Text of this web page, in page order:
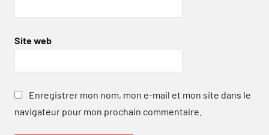
Site web
Enregistrer mon nom, mon e-mail et mon site dans le
navigateur pour mon prochain commentaire.